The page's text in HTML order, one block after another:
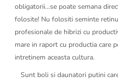
obligatorii…se poate semana
folosite! Nu folositi seminte
profesionale de hibrizi cu
mare in raport cu productia care
intretinem aceasta cultura.
Sunt boli si daunatori putini